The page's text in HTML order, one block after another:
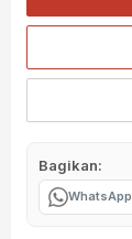
Bagikan:
WhatsApp